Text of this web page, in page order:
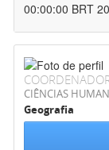
00:00:00 BRT
CIÊNCIAS
Geografia